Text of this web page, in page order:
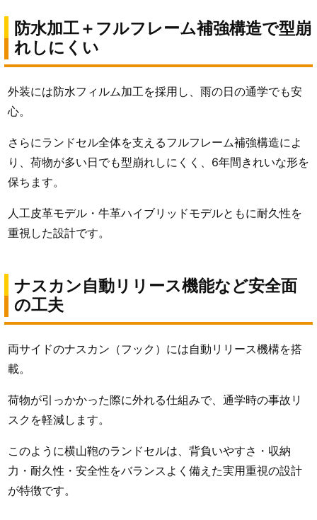
防水加工＋フルフレーム補強構造で型崩
れしにくい
外装には防水フィルム加工を採用し、雨の日の通学でも安
心。
さらにランドセル全体を支えるフルフレーム補強構造によ
り、荷物が多い日でも型崩れしにくく、6年間きれいな形を
保ちます。
人工皮革モデル・牛革ハイブリッドモデルともに耐久性を
重視した設計です。
ナスカン自動リリース機能など安全面
の工夫
両サイドのナスカン（フック）には自動リリース機構を搭
載。
荷物が引っかかった際に外れる仕組みで、通学時の事故リ
スクを軽減します。
このように横山鞄のランドセルは、背負いやすさ・収納
力・耐久性・安全性をバランスよく備えた実用重視の設計
が特徴です。